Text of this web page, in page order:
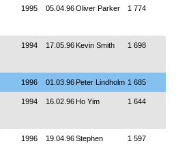
1995 05.04.96Oliver Parker 1 774
1994 17.05.96 Kevin Smith 1 698
1996 01.03.96 Peter Lindholm 1 685
1994 16.02.96 Ho Yim 1 644
1996 19.04.96Stephen 1 597